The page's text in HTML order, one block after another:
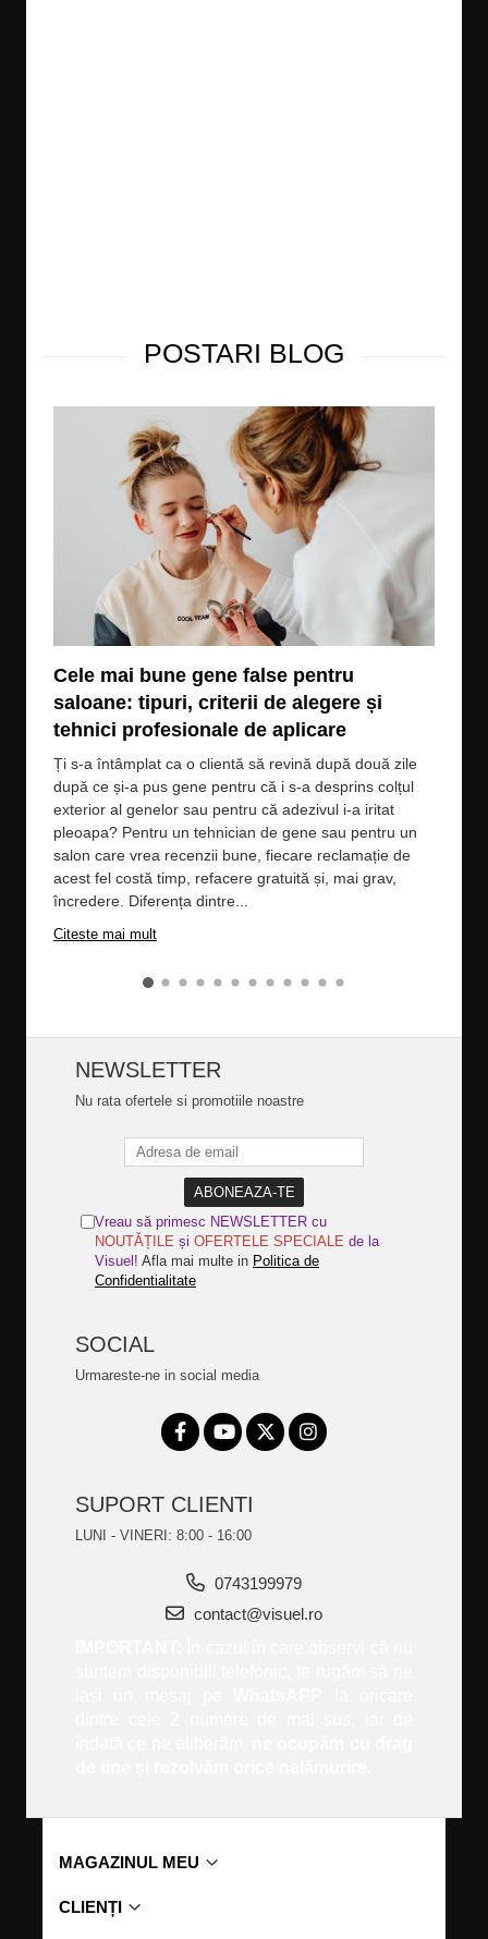
POSTARI BLOG
Cele mai bune gene false pentru
saloane: tipuri, criterii de alegere și
tehnici profesionale de aplicare
Ți s-a întâmplat ca o clientă să revină după două zile
după ce și-a pus gene pentru că i s-a desprins colțul
exterior al genelor sau pentru că adezivul i-a iritat
pleoapa? Pentru un tehnician de gene sau pentru un
salon care vrea recenzii bune, fiecare reclamație de
acest fel costă timp, refacere gratuită și, mai grav,
încredere. Diferența dintre...
Citeste mai mult
NEWSLETTER
Nu rata ofertele si promotiile noastre
Vreau să primesc NEWSLETTER cu
NOUTĂȚILE și OFERTELE SPECIALE de la
Visuel! Afla mai multe in Politica de
Confidentialitate
SOCIAL
Urmareste-ne in social media
SUPORT CLIENTI
LUNI - VINERI: 8:00 - 16:00
0743199979
contact@visuel.ro
MAGAZINUL MEU
CLIENȚI